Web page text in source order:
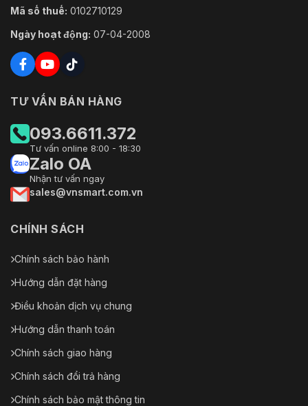
Mã số thuế: 0102710129
Ngày hoạt động: 07-04-2008
TƯ VẤN BÁN HÀNG
093.6611.372
Tư vấn online 8:00 - 18:30
Zalo OA
Nhận tư vấn ngay
sales@vnsmart.com.vn
CHÍNH SÁCH
Chính sách bảo hành
Hướng dẫn đặt hàng
Điều khoản dịch vụ chung
Hướng dẫn thanh toán
Chính sách giao hàng
Chính sách đổi trả hàng
Chính sách bảo mật thông tin